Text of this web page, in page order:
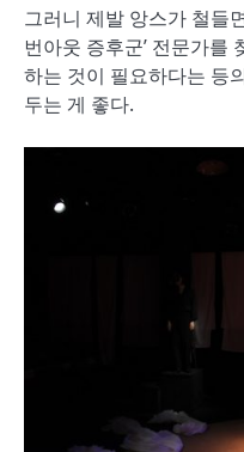
그러니 제발 앙스가 철들
번아웃 증후군’ 전문가를
하는 것이 필요하다는 등
두는 게 좋다.